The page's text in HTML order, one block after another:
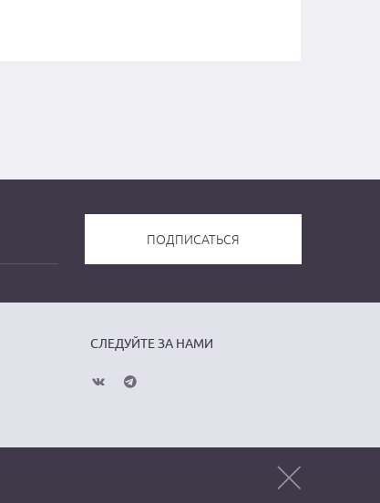
СЛЕДУЙТЕ ЗА НАМИ